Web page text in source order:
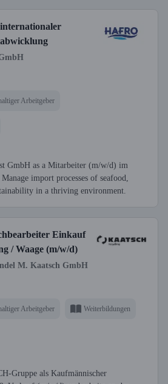
Arbeitgeber
GmbH as a Mitarbeiter (m/w/d) im
import processes of seafood,
in a thriving environment.
Einkauf
/ Waage (m/w/d)
M. Kaatsch GmbH
Arbeitgeber Weiterbildungen
Gruppe als Kaufmännischer